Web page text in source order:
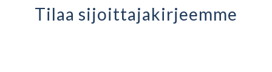
Tilaa sijoittaja­kirjeemme